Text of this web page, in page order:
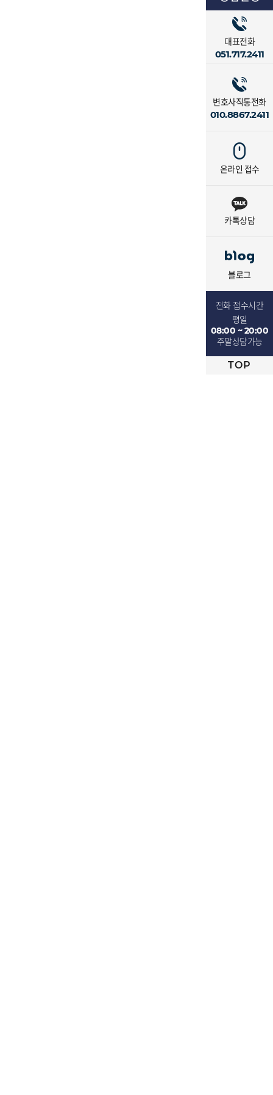
대표전화
051.717.2411
변호사직통전화
010.8867.2411
온라인 접수
카톡상담
블로그
전화 접수시간
평일
08:00 ~ 20:00
주말상담가능
TOP